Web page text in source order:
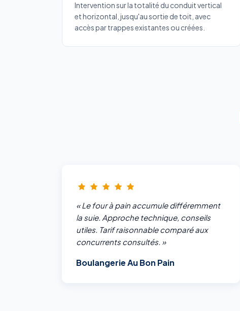
Intervention sur la totalité du conduit vertical
et horizontal, jusqu'au sortie de toit, avec
accès par trappes existantes ou créées.
« Le four à pain accumule différemment
la suie. Approche technique, conseils
utiles. Tarif raisonnable comparé aux
concurrents consultés. »
Boulangerie Au Bon Pain